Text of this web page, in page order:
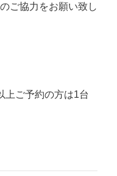
ご協力をお願い致し
ご予約の方は1台